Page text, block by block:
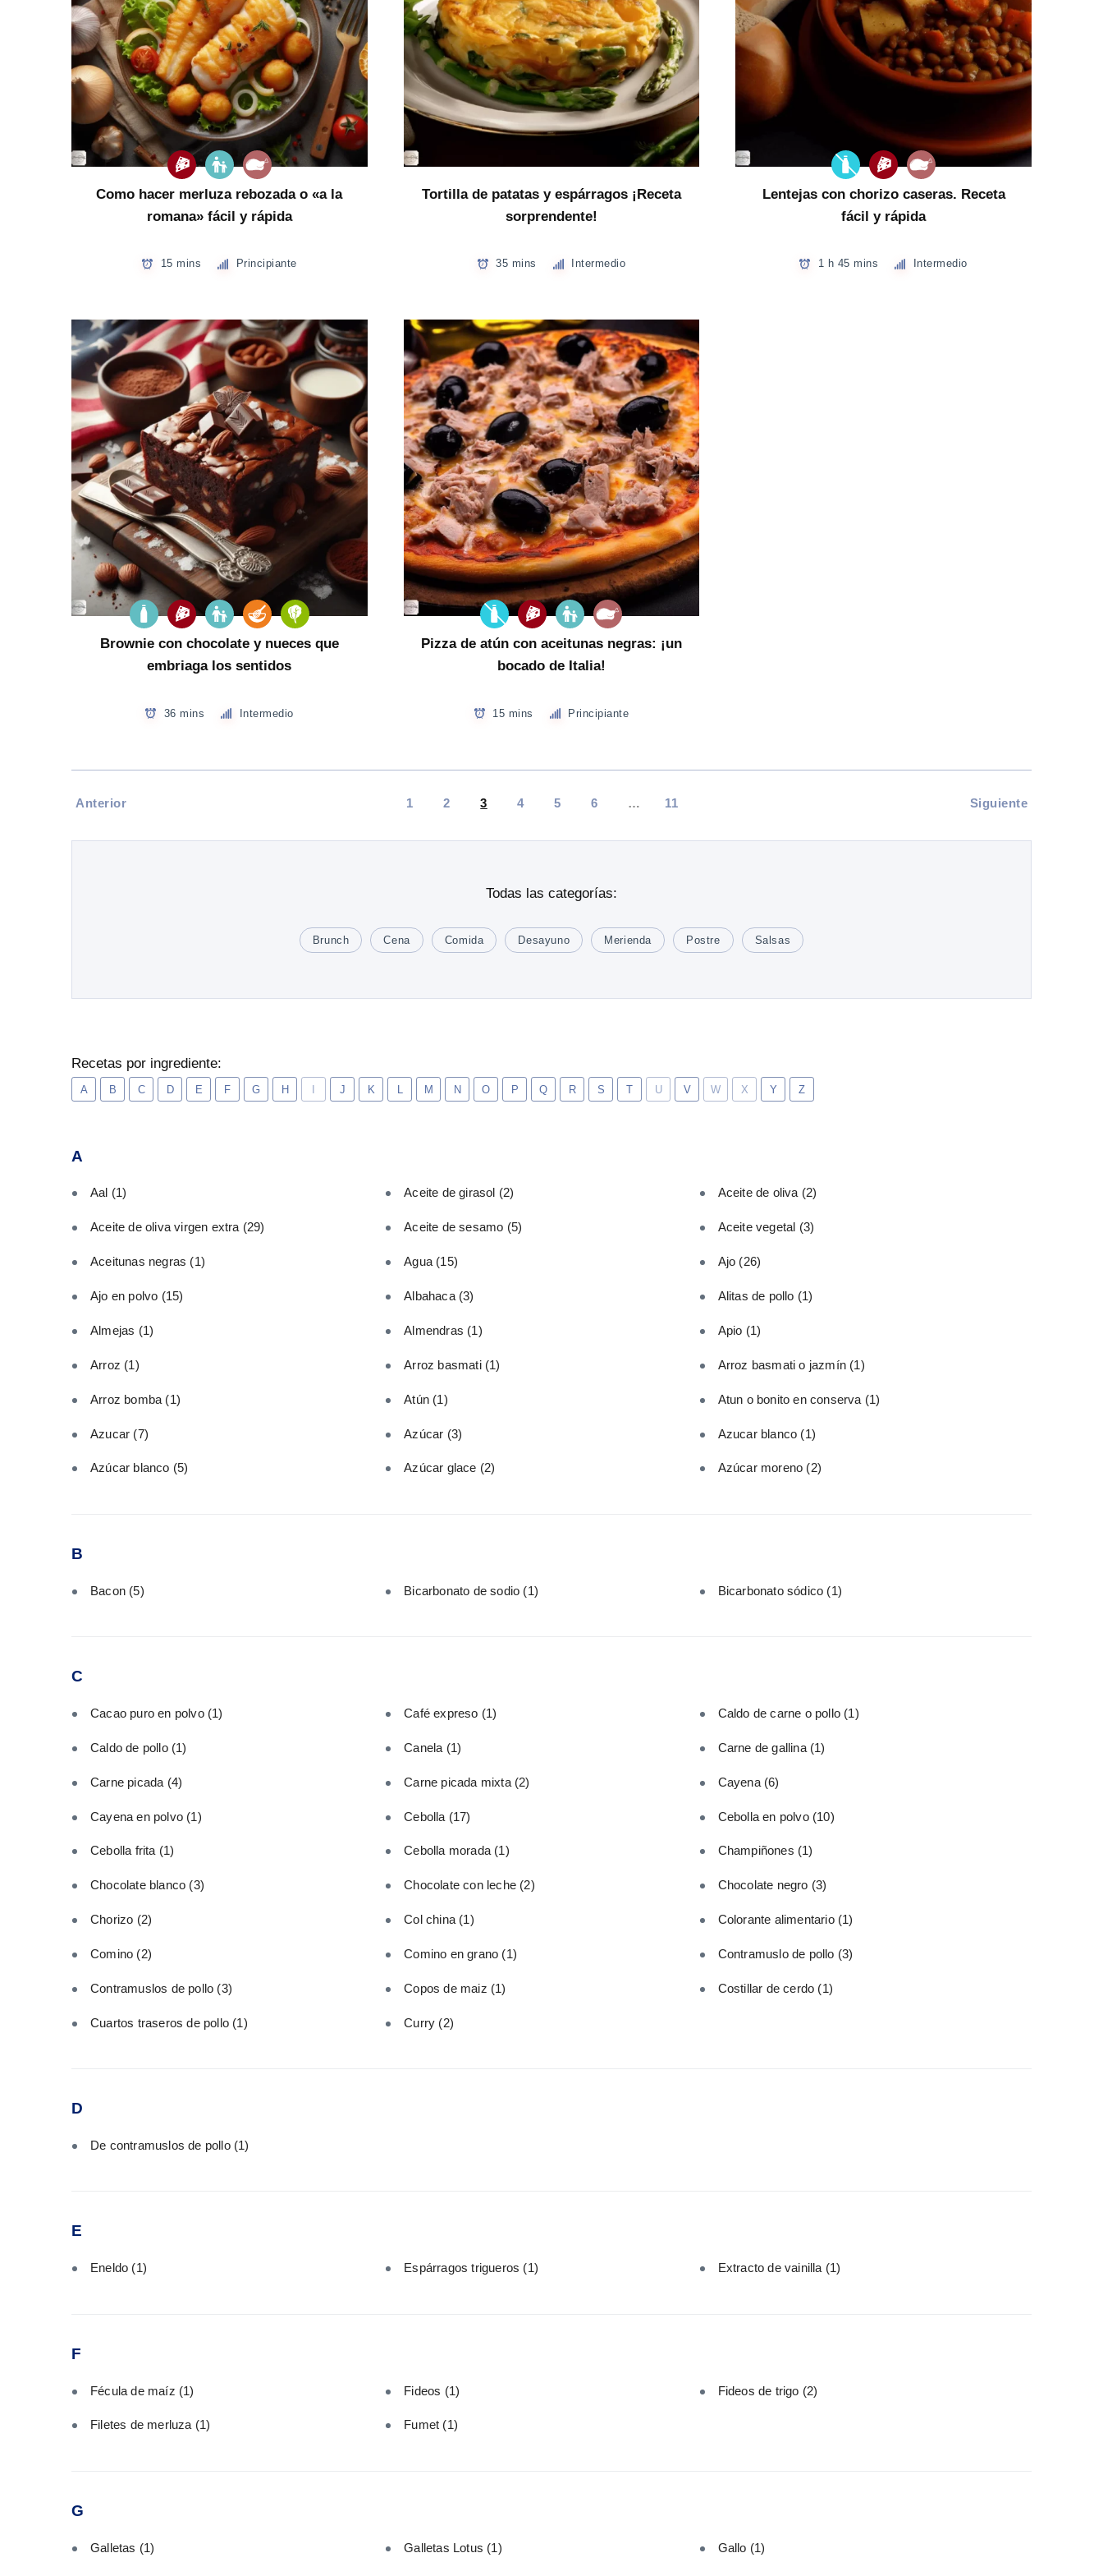
Como hacer merluza rebozada o «a la
romana» fácil y rápida
15 mins Principiante
Tortilla de patatas y espárragos ¡Receta
sorprendente!
35 mins Intermedio
Lentejas con chorizo caseras. Receta
fácil y rápida
1 h 45 mins Intermedio
Brownie con chocolate y nueces que
embriaga los sentidos
36 mins Intermedio
Pizza de atún con aceitunas negras: ¡un
bocado de Italia!
15 mins Principiante
Anterior 1 2 3 4 5 6 … 11 Siguiente
Todas las categorías:
Brunch Cena Comida Desayuno Merienda Postre Salsas
Recetas por ingrediente:
A B C D E F G H I J K L M N O P Q R S T U V W X Y Z
A
Aal (1) Aceite de girasol (2) Aceite de oliva (2)
Aceite de oliva virgen extra (29) Aceite de sesamo (5) Aceite vegetal (3)
Aceitunas negras (1) Agua (15) Ajo (26)
Ajo en polvo (15) Albahaca (3) Alitas de pollo (1)
Almejas (1) Almendras (1) Apio (1)
Arroz (1) Arroz basmati (1) Arroz basmati o jazmín (1)
Arroz bomba (1) Atún (1) Atun o bonito en conserva (1)
Azucar (7) Azúcar (3) Azucar blanco (1)
Azúcar blanco (5) Azúcar glace (2) Azúcar moreno (2)
B
Bacon (5) Bicarbonato de sodio (1) Bicarbonato sódico (1)
C
Cacao puro en polvo (1) Café expreso (1) Caldo de carne o pollo (1)
Caldo de pollo (1) Canela (1) Carne de gallina (1)
Carne picada (4) Carne picada mixta (2) Cayena (6)
Cayena en polvo (1) Cebolla (17) Cebolla en polvo (10)
Cebolla frita (1) Cebolla morada (1) Champiñones (1)
Chocolate blanco (3) Chocolate con leche (2) Chocolate negro (3)
Chorizo (2) Col china (1) Colorante alimentario (1)
Comino (2) Comino en grano (1) Contramuslo de pollo (3)
Contramuslos de pollo (3) Copos de maiz (1) Costillar de cerdo (1)
Cuartos traseros de pollo (1) Curry (2)
D
De contramuslos de pollo (1)
E
Eneldo (1) Espárragos trigueros (1) Extracto de vainilla (1)
F
Fécula de maíz (1) Fideos (1) Fideos de trigo (2)
Filetes de merluza (1) Fumet (1)
G
Galletas (1) Galletas Lotus (1) Gallo (1)